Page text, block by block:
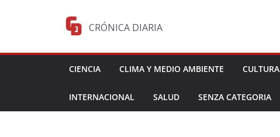
CRÓNICA DIARIA
CIENCIA CLIMA Y MEDIO AMBIENTE CULTURA
INTERNACIONAL SALUD SENZA CATEGORIA